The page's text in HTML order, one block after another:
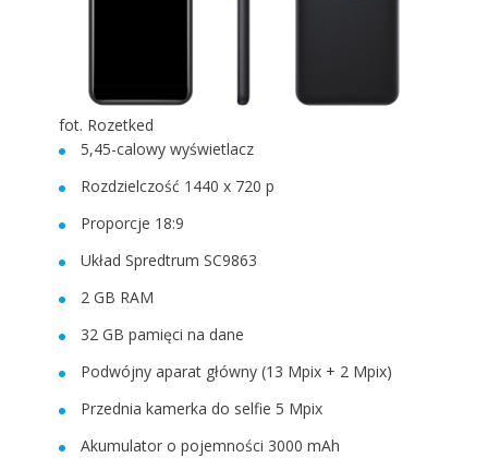
fot. Rozetked
5,45-calowy wyświetlacz
Rozdzielczość 1440 x 720 p
Proporcje 18:9
Układ Spredtrum SC9863
2 GB RAM
32 GB pamięci na dane
Podwójny aparat główny (13 Mpix + 2 Mpix)
Przednia kamerka do selfie 5 Mpix
Akumulator o pojemności 3000 mAh